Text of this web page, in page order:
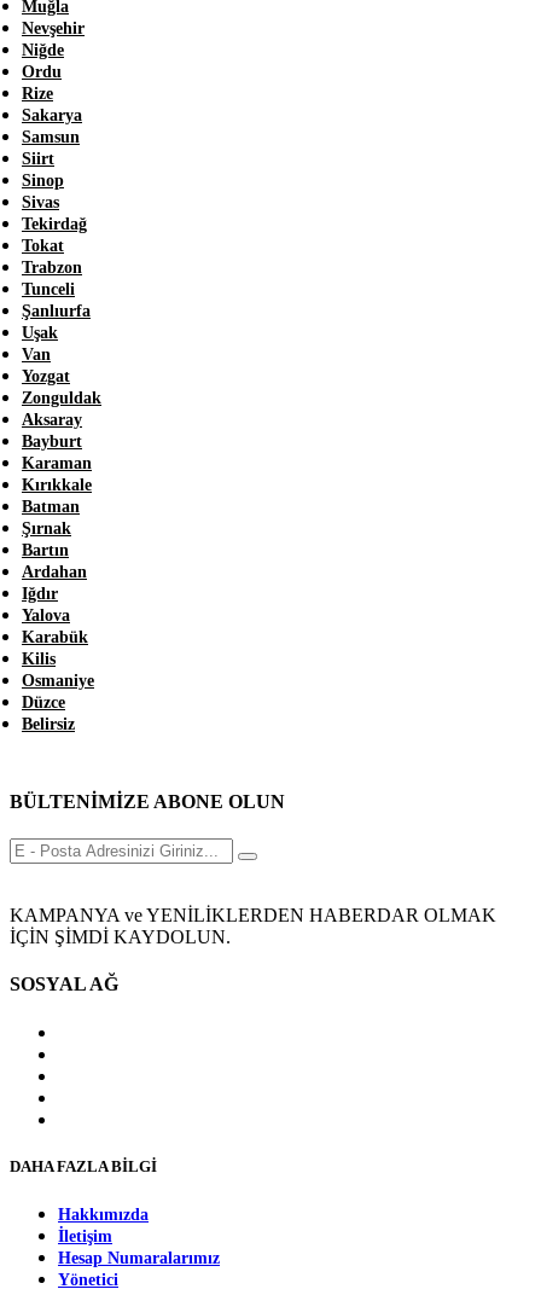
Muğla
Nevşehir
Niğde
Ordu
Rize
Sakarya
Samsun
Siirt
Sinop
Sivas
Tekirdağ
Tokat
Trabzon
Tunceli
Şanlıurfa
Uşak
Van
Yozgat
Zonguldak
Aksaray
Bayburt
Karaman
Kırıkkale
Batman
Şırnak
Bartın
Ardahan
Iğdır
Yalova
Karabük
Kilis
Osmaniye
Düzce
Belirsiz
BÜLTENİMİZE ABONE OLUN
KAMPANYA ve YENİLİKLERDEN HABERDAR OLMAK
İÇİN ŞİMDİ KAYDOLUN.
SOSYAL AĞ
DAHA FAZLA BİLGİ
Hakkımızda
İletişim
Hesap Numaralarımız
Yönetici